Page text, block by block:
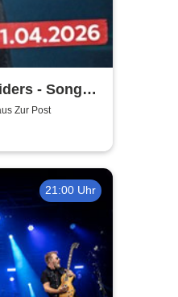
- Songs
Zur Post
21:00 Uhr